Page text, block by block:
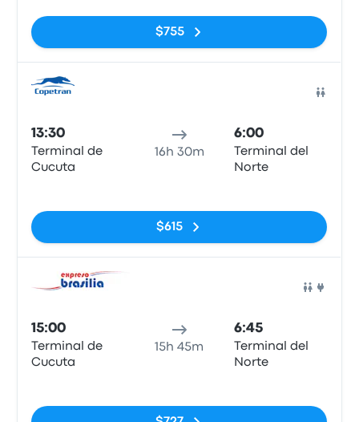
$755
13:30
Terminal de
Cucuta
16h 30m
6:00
Terminal del
Norte
$615
15:00
Terminal de
Cucuta
15h 45m
6:45
Terminal del
Norte